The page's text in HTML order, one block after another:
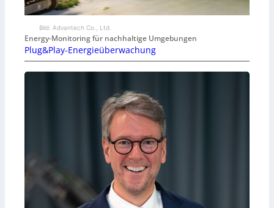
Bild: Advantech Co., Ltd.
Energy-Monitoring für nachhaltige Umgebungen
Plug&Play-Energieüberwachung